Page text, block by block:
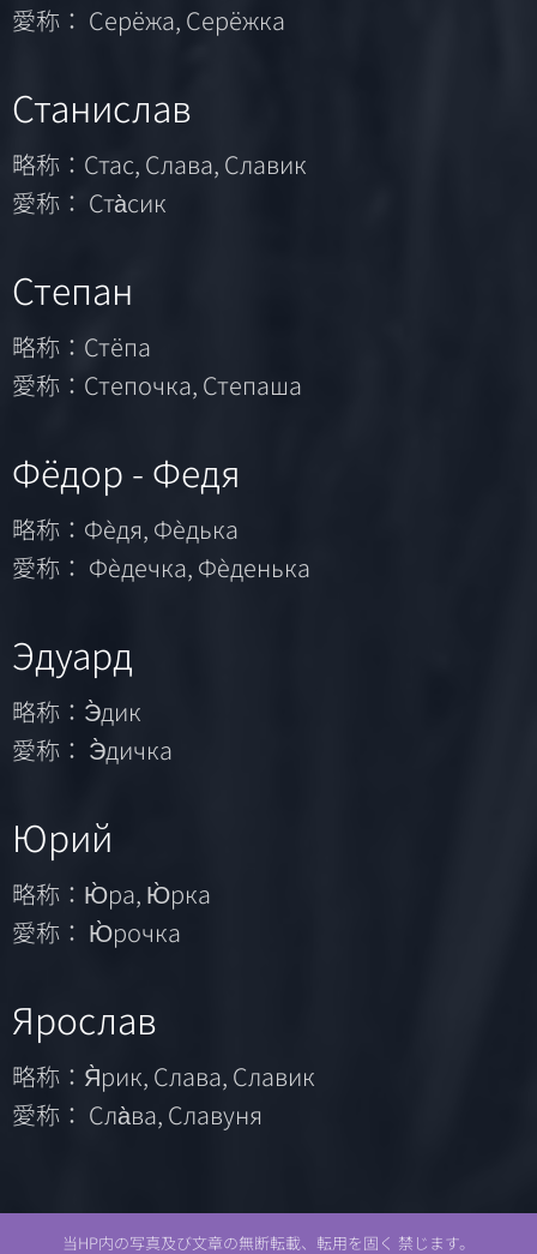
愛称： Серёжа, Серёжка
Станислав
略称：Стас, Слава, Славик
愛称： Ста̀сик
Степан
略称：Стёпа
愛称：Степочка, Степаша
Фёдор - Федя
略称：Фѐдя, Фѐдька
愛称： Фѐдечка, Фѐденька
Эдуард
略称：Э̀дик
愛称： Э̀дичка
Юрий
略称：Ю̀ра, Ю̀рка
愛称： Ю̀рочка
Ярослав
略称：Я̀рик, Слава, Славик
愛称： Сла̀ва, Славуня
当HP内の写真及び文章の無断転載、転用を固く 禁じます。